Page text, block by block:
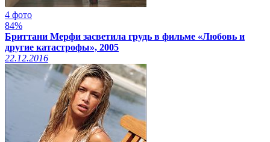
4 фото
84%
Бриттани Мерфи засветила грудь в фильме «Любовь и
другие катастрофы», 2005
22.12.2016